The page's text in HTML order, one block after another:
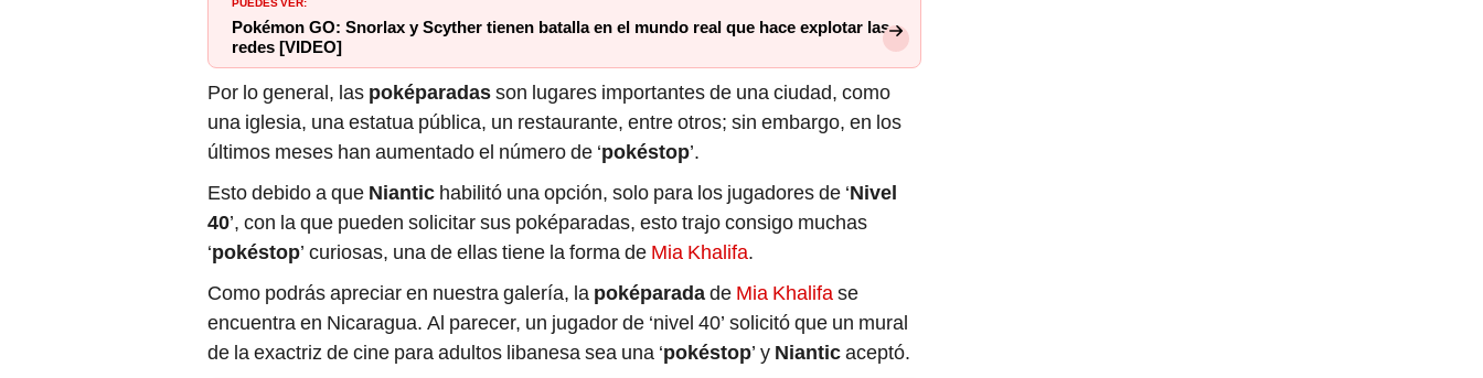
Pokémon GO: Snorlax y Scyther tienen batalla en el mundo real que hace explotar las
redes [VIDEO]
Por lo general, las poképaradasson lugares importantes de una ciudad, como
una iglesia, una estatua pública, un restaurante, entre otros; sin embargo, en los
últimos meses han aumentado el número de ‘pokéstop’.
Esto debido a que Niantic habilitó una opción, solo para los jugadores de ‘Nivel
40’, con la que pueden solicitar sus poképaradas, esto trajo consigo muchas
‘pokéstop’ curiosas, una de ellas tiene la forma de Mia Khalifa.
Como podrás apreciar en nuestra galería, la poképaradade Mia Khalifase
encuentra en Nicaragua. Al parecer, un jugador de ‘nivel 40’ solicitó que un mural
de la exactriz de cine para adultos libanesa sea una ‘pokéstop’ y Nianticaceptó.